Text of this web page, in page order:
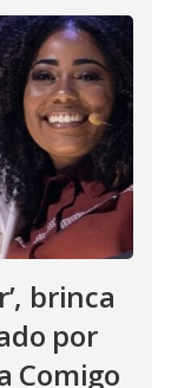
brinca
por
Comigo